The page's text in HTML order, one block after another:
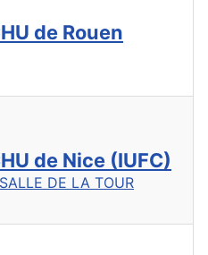
de Rouen
de Nice (IUFC)
DE LA TOUR